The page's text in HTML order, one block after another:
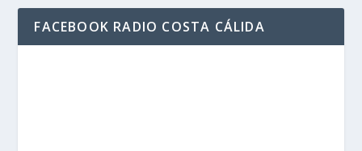
FACEBOOK RADIO COSTA CÁLIDA